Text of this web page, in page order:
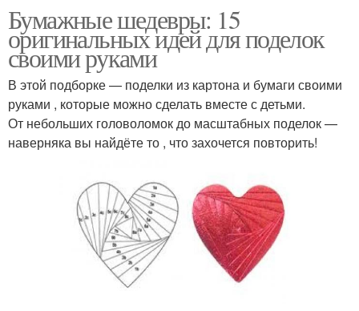
Бумажные шедевры: 15
оригинальных идей для поделок
своими руками
В этой подборке — поделки из картона и бумаги своими
руками , которые можно сделать вместе с детьми.
От небольших головоломок до масштабных поделок —
наверняка вы найдёте то , что захочется повторить!